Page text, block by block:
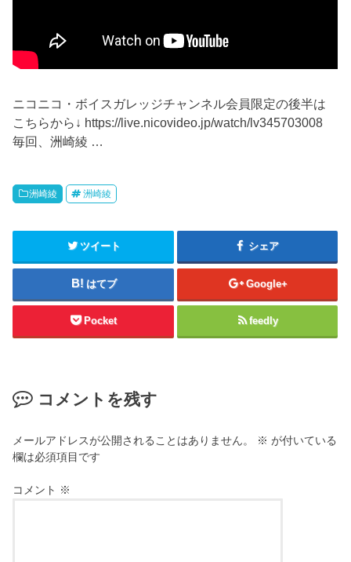
ニコニコ・ボイスガレッジチャンネル会員限定の後半は
こちらから↓ https://live.nicovideo.jp/watch/lv345703008
毎回、洲崎綾 …
洲崎綾 洲崎綾
ツイート シェア
はてブ Google+
Pocket feedly
コメントを残す
メールアドレスが公開されることはありません。 ※ が付いている
欄は必須項目です
コメント ※